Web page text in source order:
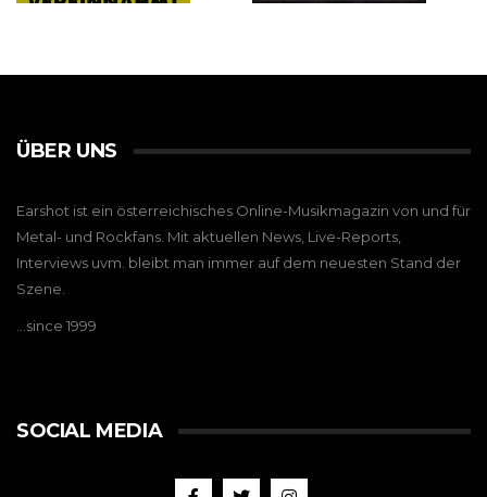
ÜBER UNS
Earshot ist ein österreichisches Online-Musikmagazin von und für
Metal- und Rockfans. Mit aktuellen News, Live-Reports,
Interviews uvm. bleibt man immer auf dem neuesten Stand der
Szene.
…since 1999
SOCIAL MEDIA